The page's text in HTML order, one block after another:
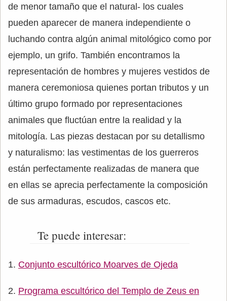
de menor tamaño que el natural- los cuales
pueden aparecer de manera independiente o
luchando contra algún animal mitológico como por
ejemplo, un grifo. También encontramos la
representación de hombres y mujeres vestidos de
manera ceremoniosa quienes portan tributos y un
último grupo formado por representaciones
animales que fluctúan entre la realidad y la
mitología. Las piezas destacan por su detallismo
y naturalismo: las vestimentas de los guerreros
están perfectamente realizadas de manera que
en ellas se aprecia perfectamente la composición
de sus armaduras, escudos, cascos etc.
Te puede interesar:
Conjunto escultórico Moarves de Ojeda
Programa escultórico del Templo de Zeus en